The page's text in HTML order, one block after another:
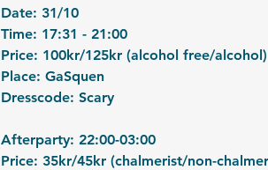
Date: 31/10
Time: 17:31 - 21:00
Price: 100kr/125kr (alcohol free/alcohol)
Place: GaSquen
Dresscode: Scary
Afterparty: 22:00-03:00
Price: 35kr/45kr (chalmerist/non-